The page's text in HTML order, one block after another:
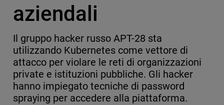
aziendali
Il gruppo hacker russo APT-28 sta
utilizzando Kubernetes come vettore di
attacco per violare le reti di organizzazioni
private e istituzioni pubbliche. Gli hacker
hanno impiegato tecniche di password
spraying per accedere alla piattaforma.